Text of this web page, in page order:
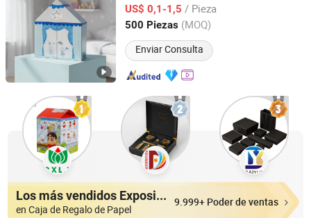
US$ 0,1-1,5 / Pieza
500 Piezas (MOQ)
Enviar Consulta
Guangdong, China Desde 2025
Los más vendidos Expositores
en Caja de Regalo de Papel
9.999+ Poder de ventas